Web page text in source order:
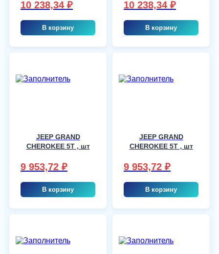
10 238,34 ₽
В корзину
10 238,34 ₽
В корзину
JEEP GRAND
CHEROKEE 5T , шт
9 953,72 ₽
В корзину
JEEP GRAND
CHEROKEE 5T , шт
9 953,72 ₽
В корзину